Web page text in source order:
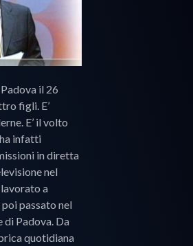
il 26
figli. E’
E’ il volto
infatti
in diretta
nel
a
passato nel
di Padova. Da
quotidiana